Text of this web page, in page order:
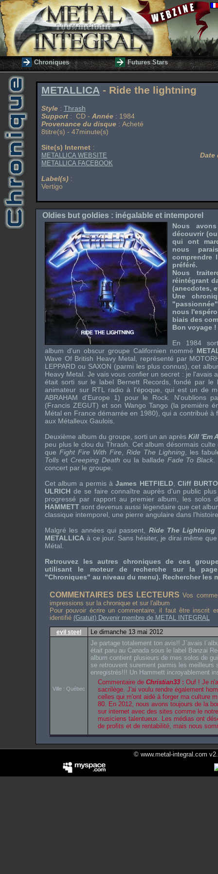
Chroniques Futures Stars
METALLICA - Ride the lightning
Style : Thrash
Support : CD - Année : 1984
Provenance du disque : Acheté
8titre(s) - 47minute(s)
Site(s) Internet :
METALLICA WEBSITE
METALLICA FACEBOOK
Label(s) :
Vertigo
Date
Oldies but goldies : inégalable et intemporel
Nous
découvrir
qui ont
nous
comprendre
préféré.
Nous
réintégrant
(anecdotes,
Une
nous
biais des
Bon voyage !
En 1984
album d'un obscur groupe Californien nommé
Wave Of British Heavy Metal , représenté par
LEPPARD ou SAXON (parmi les plus connus), cet
Heavy Metal . Je vais vous confier un secret : je l'avais
était sorti sur le label Bernett Records, fondé par le
animateur sur RTL radio à l'époque, qui est un de
ABRAHAM d'Europe 1) pour le Rock . N'oublions
(Francis ZEGUT) et son Wango Tango (la première
Métal en France démarrée en 1980), qui a contribué
aux Métalleux Gaulois.
Deuxième album du groupe, sorti un an après Kill 'Em
peu plus le clou duThrash . Cet album désormais
que Fight Fire With Fire Ride The Lighning , les
Tolls et Creeping Death ou la ballade Fade To Black
concert par le groupe.
Cet album a permis àJames HETFIELD, Cliff
ULRICH de se faire connaître auprès d'un public
progressé par rapport au premier album, les solos
HAMMETT sont devenus aussi légendaire que cet
classique intemporel, une pierre angulaire dans
Malgré les années qui passent, Ride The Lightning
METALLICA à ce jour. Sans hésiter, je dirai même
Métal
Retrouvez les autres chroniques de ces
utilisant le moteur de recherche sur la
"Chroniques" au niveau du menu). Rechercher les
COMMENTAIRES DES LECTEURS Vos
impressions sur la chronique et sur l'album
Pour pouvoir écrire un commentaire, il faut être inscrit
identifié (Gratuit) Devenir membre de METAL INTEGRAL
evil steel Le dimanche 13 mai 2012
Ville : Québec
Je partage totalement ton avis!! J`avais
était paru au Canada sous le label Banzai
album contient plusieurs de mes solos de
se retrouvent surement parmis les meilleurs
enregistrés!!! Un Hammett incroyablement
Commentaire de Christian33 : Ouf ! Je
sacrilège. J'ai voulu rendre également
celles qui m'ont aidé à forger ma culture
80. En 2012, nous avons toujours de la
sur internet avec des sites comme le
musiciens talentueux. Les médias ont
de profits et de rentabilité, mais nous
© www.metal-integral.com